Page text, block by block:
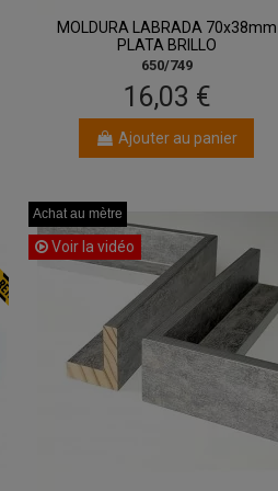
MOLDURA LABRADA 70x38mm
PLATA BRILLO
650/749
16,03 €
Ajouter au panier
Achat au mètre
Achat au mètre
Achat au mètre
Achat au mètre
Voir la vidéo